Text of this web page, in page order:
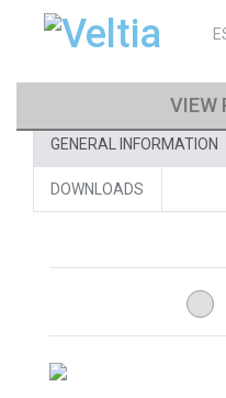
VIEW
GENERAL INFORMATION
DOWNLOADS